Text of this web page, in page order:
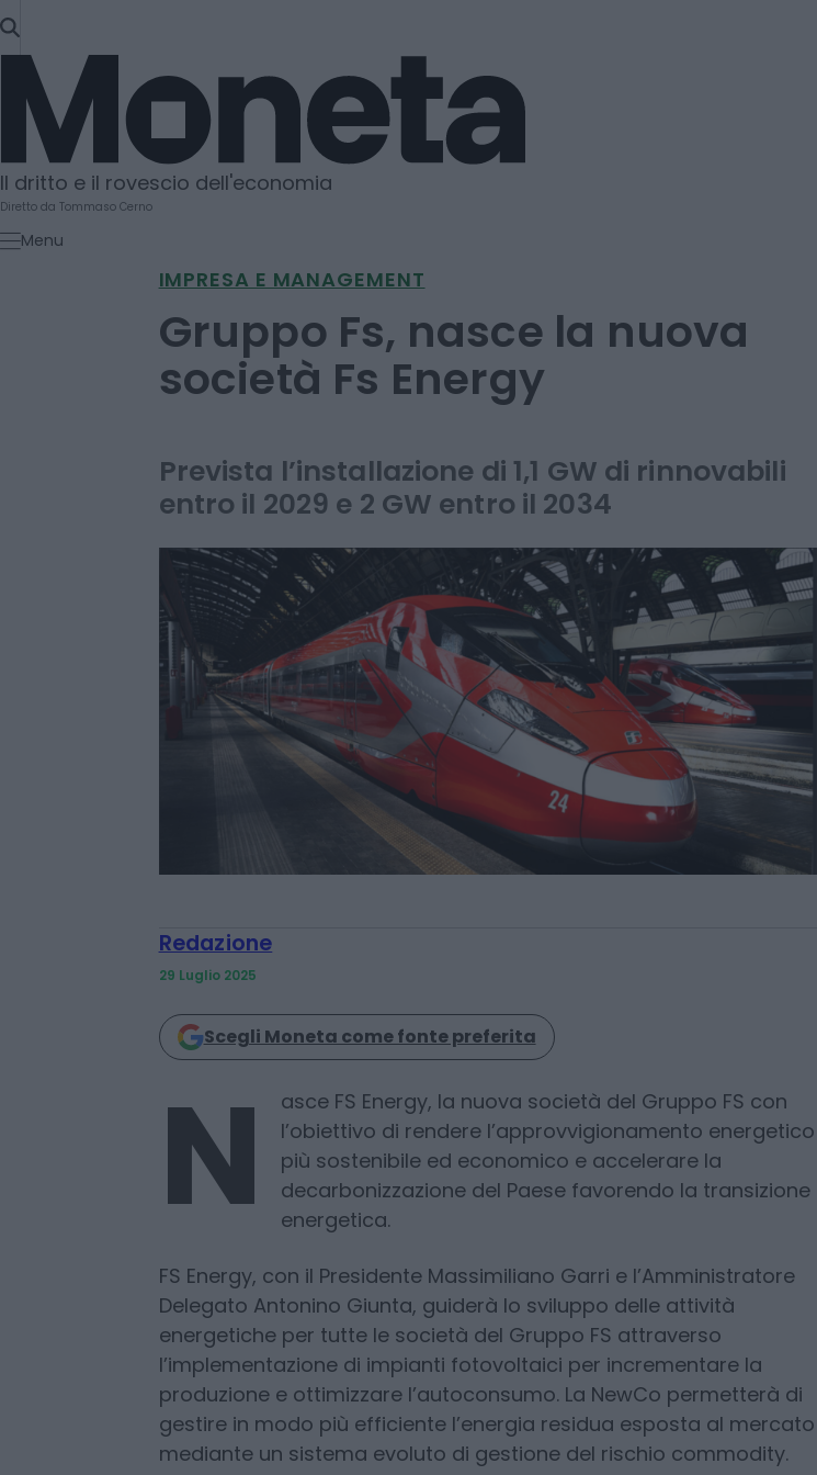
SKIP
TO
CONTENT
Moneta
Il dritto e il rovescio dell'economia
Diretto da Tommaso Cerno
Menu
IMPRESA E MANAGEMENT
società Fs Energy
Prevista l’installazione di 1,1 GW di rinnovabili
entro il 2029 e 2 GW entro il 2034
Redazione
Scegli Moneta come fonte preferita
N
asce FS Energy, la nuova società del Gruppo FS con
l’obiettivo di rendere l’approvvigionamento energetico
decarbonizzazione del Paese favorendo la transizione
energetica.
FS Energy, con il Presidente Massimiliano Garri e l’Amministratore
Delegato Antonino Giunta, guiderà lo sviluppo delle attività
energetiche per tutte le società del Gruppo FS attraverso
l’implementazione di impianti fotovoltaici per incrementare la